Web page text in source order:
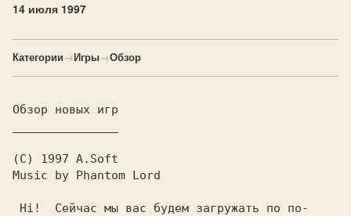
14 июля 1997
Категории→Игры→Обзор
Обзор новых игр
(C) 1997 A.Soft
Music by Phantom Lord